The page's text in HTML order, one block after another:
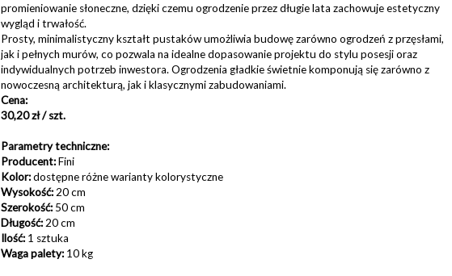
promieniowanie słoneczne, dzięki czemu ogrodzenie przez długie lata zachowuje estetyczny
wygląd i trwałość.
Prosty, minimalistyczny kształt pustaków umożliwia budowę zarówno ogrodzeń z przęsłami,
jak i pełnych murów, co pozwala na idealne dopasowanie projektu do stylu posesji oraz
indywidualnych potrzeb inwestora. Ogrodzenia gładkie świetnie komponują się zarówno z
nowoczesną architekturą, jak i klasycznymi zabudowaniami.
Cena:
30,20 zł / szt.
Parametry techniczne:
Producent:Fini
Kolor:dostępne różne warianty kolorystyczne
Wysokość:20 cm
Szerokość:50 cm
Długość:20 cm
Ilość:1 sztuka
Waga palety:10 kg